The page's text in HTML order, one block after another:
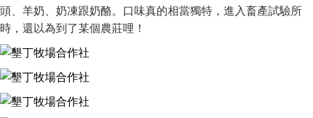
頭、羊奶、奶凍跟奶酪。口味真的相當獨特，進入畜產試驗所
時，還以為到了某個農莊哩！